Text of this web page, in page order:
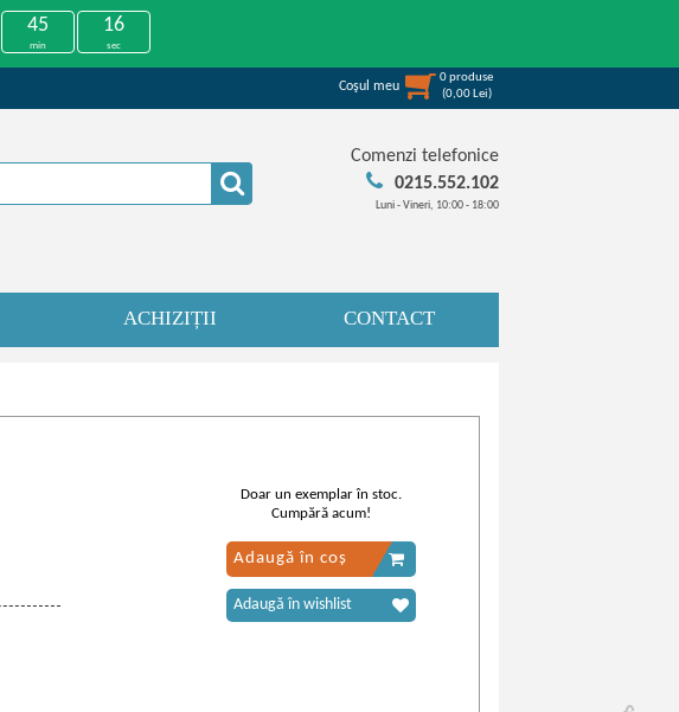
45
min
16
sec
Coşul meu
0produse
(0,00 Lei)
Comenzi telefonice
0215.552.102
Luni - Vineri, 10:00 - 18:00
ACHIZIȚII CONTACT
Doar un exemplar în stoc.
Cumpără acum!
Adaugă în coș
Adaugă în wishlist